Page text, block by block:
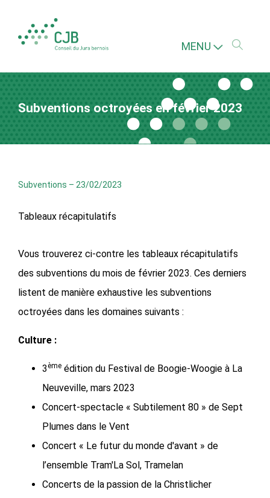
MENU
Subventions octroyées en février 2023
Subventions – 23/02/2023
Tableaux récapitulatifs
Vous trouverez ci-contre les tableaux récapitulatifs
des subventions du mois de février 2023. Ces derniers
listent de manière exhaustive les subventions
octroyées dans les domaines suivants :
Culture :
3ème édition du Festival de Boogie-Woogie à La
Neuveville, mars 2023
Concert-spectacle « Subtilement 80 » de Sept
Plumes dans le Vent
Concert « Le futur du monde d'avant » de
l’ensemble Tram'La Sol, Tramelan
Concerts de la passion de la Christlicher